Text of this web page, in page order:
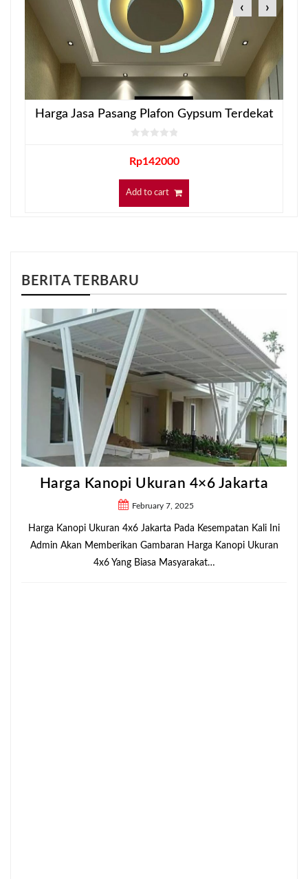
Harga Jasa Pasang Plafon Gypsum Terdekat
Rp142000
Add to cart
BERITA TERBARU
Harga Kanopi Ukuran 4×6 Jakarta
February 7, 2025
Harga Kanopi Ukuran 4x6 Jakarta Pada Kesempatan Kali Ini
Admin Akan Memberikan Gambaran Harga Kanopi Ukuran
4x6 Yang Biasa Masyarakat…
‹ ›